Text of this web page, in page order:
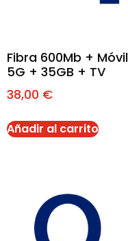
Fibra 600Mb + Móvil
5G + 35GB + TV
38,00 €
Añadir al carrito